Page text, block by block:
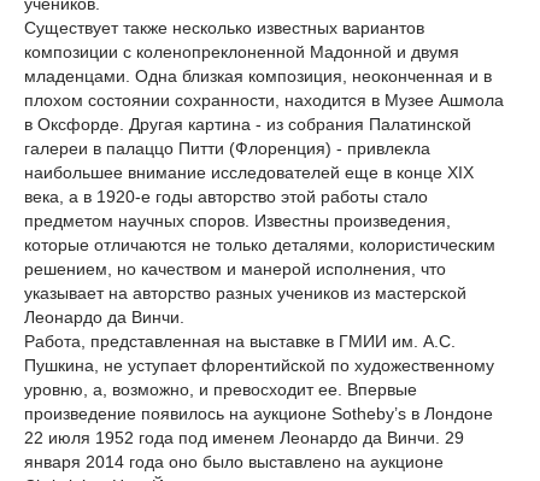
Существует также несколько известных вариантов
композиции с коленопреклоненной Мадонной и двумя
младенцами. Одна близкая композиция, неоконченная и в
плохом состоянии сохранности, находится в Музее Ашмола
в Оксфорде. Другая картина - из собрания Палатинской
галереи в палаццо Питти (Флоренция) - привлекла
наибольшее внимание исследователей еще в конце XIX
века, а в 1920-е годы авторство этой работы стало
предметом научных споров. Известны произведения,
которые отличаются не только деталями, колористическим
решением, но качеством и манерой исполнения, что
указывает на авторство разных учеников из мастерской
Леонардо да Винчи.
Работа, представленная на выставке в ГМИИ им. А.С.
Пушкина, не уступает флорентийской по художественному
уровню, а, возможно, и превосходит ее. Впервые
произведение появилось на аукционе Sotheby’s в Лондоне
22 июля 1952 года под именем Леонардо да Винчи. 29
января 2014 года оно было выставлено на аукционе